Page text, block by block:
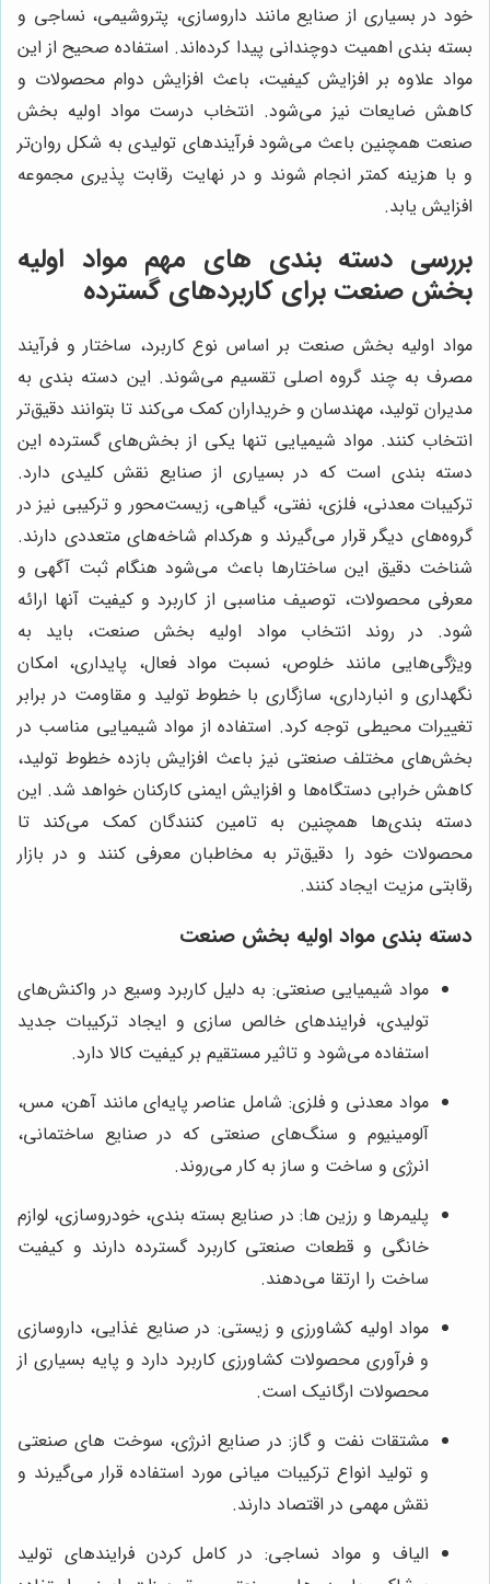
خود در بسیاری از صنایع مانند داروسازی، پتروشیمی، نساجی و
بسته بندی اهمیت دوچندانی پیدا کرده‌اند. استفاده صحیح از این
مواد علاوه بر افزایش کیفیت، باعث افزایش دوام محصولات و
کاهش ضایعات نیز می‌شود. انتخاب درست مواد اولیه بخش
صنعت همچنین باعث می‌شود فرآیندهای تولیدی به شکل روان‌تر
و با هزینه کمتر انجام شوند و در نهایت رقابت پذیری مجموعه
افزایش یابد.
بررسی دسته بندی های مهم مواد اولیه
بخش صنعت برای کاربردهای گسترده
مواد اولیه بخش صنعت بر اساس نوع کاربرد، ساختار و فرآیند
مصرف به چند گروه اصلی تقسیم می‌شوند. این دسته بندی به
مدیران تولید، مهندسان و خریداران کمک می‌کند تا بتوانند دقیق‌تر
انتخاب کنند. مواد شیمیایی تنها یکی از بخش‌های گسترده این
دسته بندی است که در بسیاری از صنایع نقش کلیدی دارد.
ترکیبات معدنی، فلزی، نفتی، گیاهی، زیست‌محور و ترکیبی نیز در
گروه‌های دیگر قرار می‌گیرند و هرکدام شاخه‌های متعددی دارند.
شناخت دقیق این ساختارها باعث می‌شود هنگام ثبت آگهی و
معرفی محصولات، توصیف مناسبی از کاربرد و کیفیت آنها ارائه
شود. در روند انتخاب مواد اولیه بخش صنعت، باید به
ویژگی‌هایی مانند خلوص، نسبت مواد فعال، پایداری، امکان
نگهداری و انبارداری، سازگاری با خطوط تولید و مقاومت در برابر
تغییرات محیطی توجه کرد. استفاده از مواد شیمیایی مناسب در
بخش‌های مختلف صنعتی نیز باعث افزایش بازده خطوط تولید،
کاهش خرابی دستگاه‌ها و افزایش ایمنی کارکنان خواهد شد. این
دسته بندی‌ها همچنین به تامین کنندگان کمک می‌کند تا
محصولات خود را دقیق‌تر به مخاطبان معرفی کنند و در بازار
رقابتی مزیت ایجاد کنند.
دسته بندی مواد اولیه بخش صنعت
مواد شیمیایی صنعتی: به دلیل کاربرد وسیع در واکنش‌های
تولیدی، فرایندهای خالص سازی و ایجاد ترکیبات جدید
استفاده می‌شود و تاثیر مستقیم بر کیفیت کالا دارد.
مواد معدنی و فلزی: شامل عناصر پایه‌ای مانند آهن، مس،
آلومینیوم و سنگ‌های صنعتی که در صنایع ساختمانی،
انرژی و ساخت و ساز به کار می‌روند.
پلیمرها و رزین ها: در صنایع بسته بندی، خودروسازی، لوازم
خانگی و قطعات صنعتی کاربرد گسترده دارند و کیفیت
ساخت را ارتقا می‌دهند.
مواد اولیه کشاورزی و زیستی: در صنایع غذایی، داروسازی
و فرآوری محصولات کشاورزی کاربرد دارد و پایه بسیاری از
محصولات ارگانیک است.
مشتقات نفت و گاز: در صنایع انرژی، سوخت‌ های صنعتی
و تولید انواع ترکیبات میانی مورد استفاده قرار می‌گیرند و
نقش مهمی در اقتصاد دارند.
الیاف و مواد نساجی: در کامل کردن فرایندهای تولید